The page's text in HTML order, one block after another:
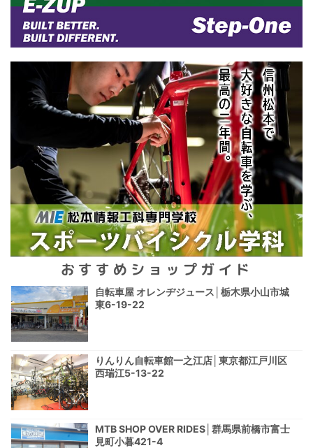
おすすめショップガイド
自転車屋 オレンヂジュース│栃木県小山市城
東6-19-22
りんりん自転車館一之江店│東京都江戸川区
西瑞江5-13-22
MTB SHOP OVER RIDES│群馬県前橋市富士
見町小暮421-4